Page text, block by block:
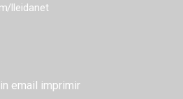
lleidanet
email imprimir